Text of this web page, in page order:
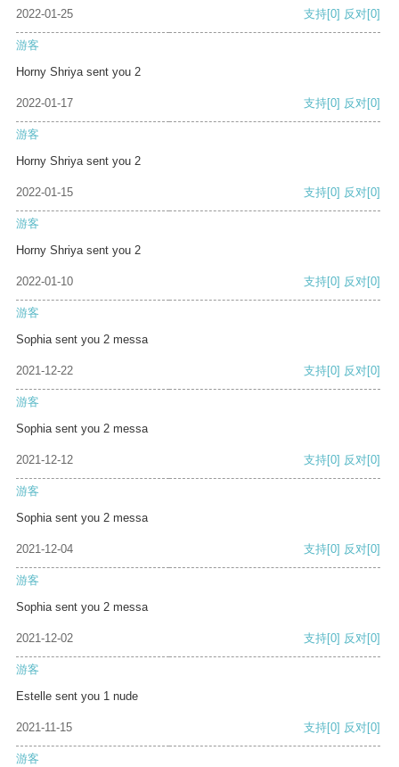
2022-01-25 支持[0] 反对[0]
游客
Horny Shriya sent you 2
2022-01-17 支持[0] 反对[0]
游客
Horny Shriya sent you 2
2022-01-15 支持[0] 反对[0]
游客
Horny Shriya sent you 2
2022-01-10 支持[0] 反对[0]
游客
Sophia sent you 2 messa
2021-12-22 支持[0] 反对[0]
游客
Sophia sent you 2 messa
2021-12-12 支持[0] 反对[0]
游客
Sophia sent you 2 messa
2021-12-04 支持[0] 反对[0]
游客
Sophia sent you 2 messa
2021-12-02 支持[0] 反对[0]
游客
Estelle sent you 1 nude
2021-11-15 支持[0] 反对[0]
游客